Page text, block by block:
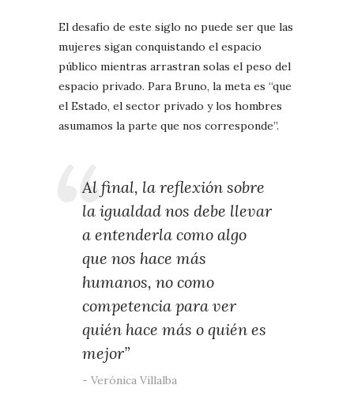
El desafío de este siglo no puede ser que las
mujeres sigan conquistando el espacio
público mientras arrastran solas el peso del
espacio privado. Para Bruno, la meta es “que
el Estado, el sector privado y los hombres
asumamos la parte que nos corresponde”.
Al final, la reflexión sobre
la igualdad nos debe llevar
a entenderla como algo
que nos hace más
humanos, no como
competencia para ver
quién hace más o quién es
mejor”
Verónica Villalba